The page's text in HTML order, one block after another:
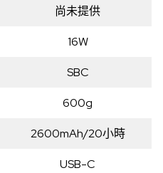
尚未提供
16W
SBC
600g
2600mAh/20小時
USB-C